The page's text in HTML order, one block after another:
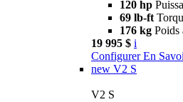
120 hp
69 lb-ft
176 kg Poids
19 995 $ i
Configurer En
new V2 S
V2 S